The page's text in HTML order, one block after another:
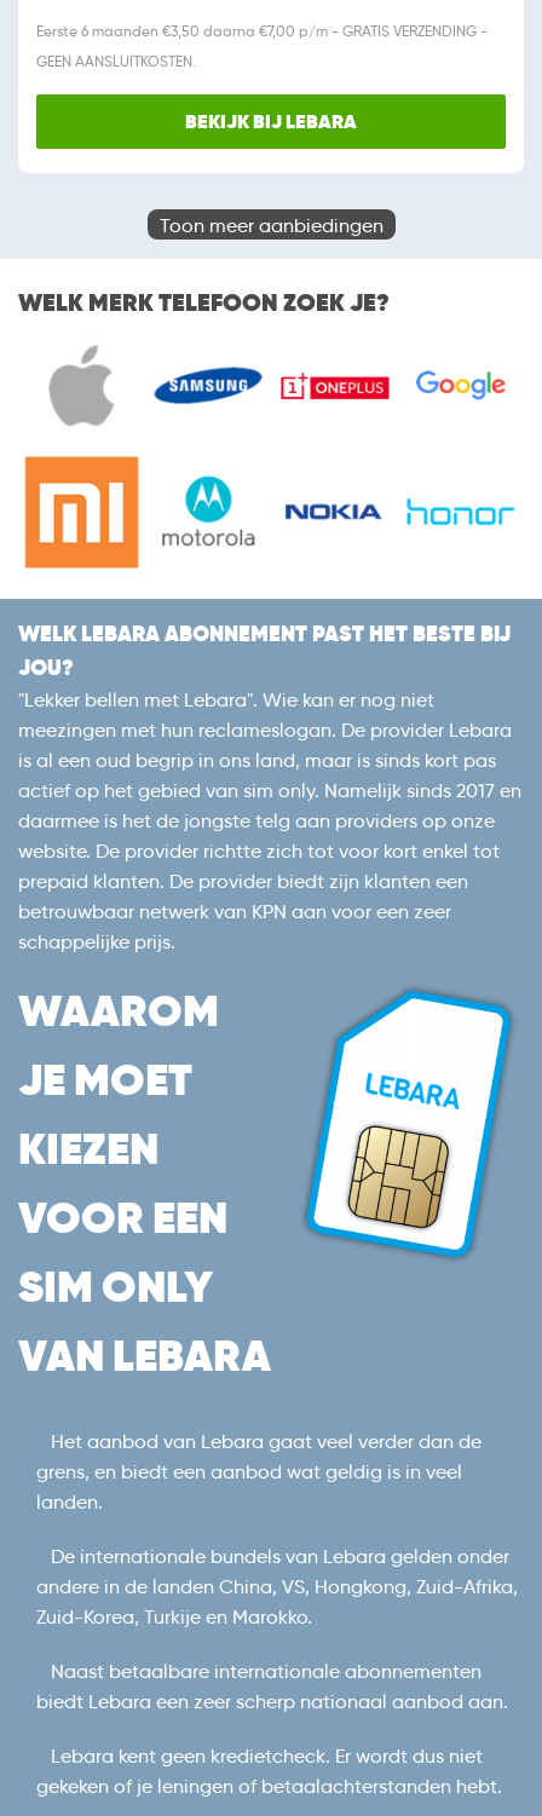
Eerste 6 maanden €3,50 daarna €7,00 p/m - GRATIS VERZENDING -
GEEN AANSLUITKOSTEN.
BEKIJK BIJ LEBARA
Toon meer aanbiedingen
WELK MERK TELEFOON ZOEK JE?
WELK LEBARA ABONNEMENT PAST HET BESTE BIJ
JOU?
"Lekker bellen met Lebara". Wie kan er nog niet
meezingen met hun reclameslogan. De provider Lebara
is al een oud begrip in ons land, maar is sinds kort pas
actief op het gebied van sim only. Namelijk sinds 2017 en
daarmee is het de jongste telg aan providers op onze
website. De provider richtte zich tot voor kort enkel tot
prepaid klanten. De provider biedt zijn klanten een
betrouwbaar netwerk van KPN aan voor een zeer
schappelijke prijs.
WAAROM
JE MOET
KIEZEN
VOOR EEN
SIM ONLY
VAN LEBARA
Het aanbod van Lebara gaat veel verder dan de
grens, en biedt een aanbod wat geldig is in veel
landen.
De internationale bundels van Lebara gelden onder
andere in de landen China, VS, Hongkong, Zuid-Afrika,
Zuid-Korea, Turkije en Marokko.
Naast betaalbare internationale abonnementen
biedt Lebara een zeer scherp nationaal aanbod aan.
Lebara kent geen kredietcheck. Er wordt dus niet
gekeken of je leningen of betaalachterstanden hebt.